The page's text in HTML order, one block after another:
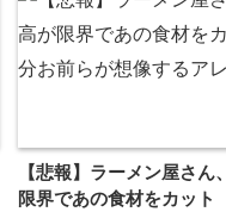
【悲報】ラーメン屋さん
限界であの食材をカッ